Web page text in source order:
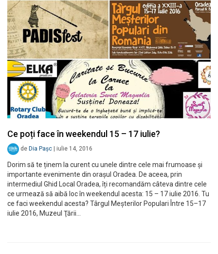
Ce poți face în weekendul 15 – 17 iulie?
de Dia Pașc iulie 14, 2016
Dorim să te ținem la curent cu unele dintre cele mai frumoase și
importante evenimente din orașul Oradea. De aceea, prin
intermediul Ghid Local Oradea, îți recomandăm câteva dintre cele
ce urmează să aibă loc în weekendul acesta: 15 – 17 iulie 2016. Tu
ce faci weekendul acesta? Târgul Meșterilor Populari Între 15–17
iulie 2016, Muzeul Ţării…